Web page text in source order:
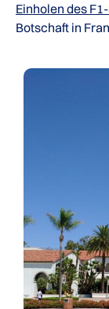
Einholen des
Botschaft in